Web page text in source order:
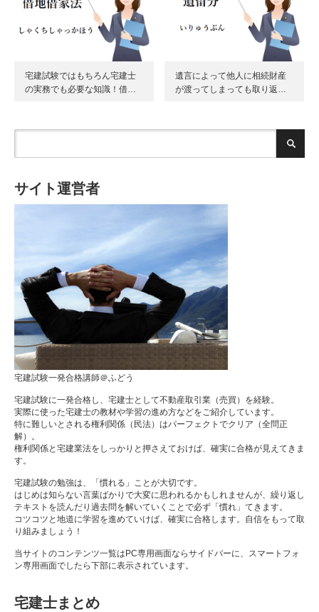
宅建試験ではもちろん宅建士
の実務でも必要な知識！借…
遺言によって他人に相続財産
が渡ってしまっても取り返…
サイト運営者
宅建試験一発合格講師＠ふどう
宅建試験に一発合格し、宅建士として不動産取引業（売買）を経験。
実際に使った宅建士の教材や学習の進め方などをご紹介しています。
特に難しいとされる権利関係（民法）はパーフェクトでクリア（全問正
解）。
権利関係と宅建業法をしっかりと押さえておけば、確実に合格が見えてきま
す。
宅建試験の勉強は、「慣れる」ことが大切です。
はじめは知らない言葉ばかりで大変に思われるかもしれませんが、繰り返し
テキストを読んだり過去問を解いていくことで必ず「慣れ」てきます。
コツコツと地道に学習を進めていけば、確実に合格します。自信をもって取
り組みましょう！
当サイトのコンテンツ一覧はPC専用画面ならサイドバーに、スマートフォ
ン専用画面でしたら下部に表示されています。
宅建士まとめ